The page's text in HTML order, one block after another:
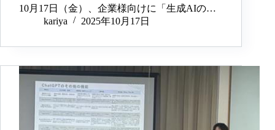
10月17日（金）、企業様向けに「生成AIの…
kariya
2025年10月17日